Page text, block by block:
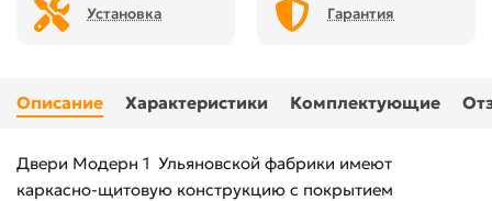
Установка Гарантия
Описание Характеристики Комплектующие
Двери Модерн 1 Ульяновской фабрики имеют
каркасно-щитовую конструкцию с покрытием